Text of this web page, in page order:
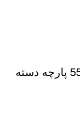
میله صافکاری طرح سوئدی 55 پارچه دسته